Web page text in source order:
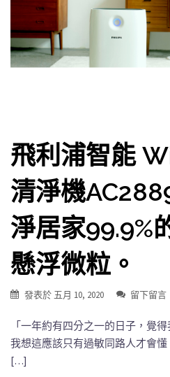
飛利浦智能
清淨機
淨居家99.9%
懸浮微粒。
發表於 五月 10, 2020 留下留言
「一年約有四分之一的日子，覺
我想這應該只有過敏同路人才會
[…]